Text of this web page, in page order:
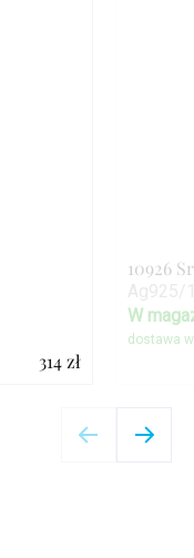
314 zł
10926
W